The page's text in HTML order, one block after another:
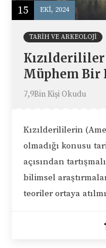
15 EKI, 2024
TARIH VE ARKEOLOJI
Müphem Bir
7,9Bin Kişi Okudu
Kızılderililerin
olmadığı konusu
açısından
bilimsel
teoriler ortaya